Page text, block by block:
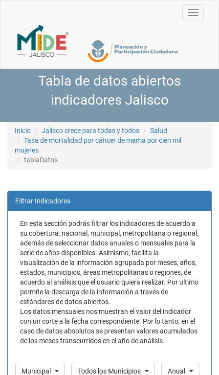
Toggle
Tabla de datos abiertos
indicadores Jalisco
Inicio Jalisco crece para todas y todos
Salud
Tasa de mortalidad por cáncer de mama por cien mil
mujeres
tablaDatos
Filtrar Indicadores
En esta sección podrás filtrar los indicadores de acuerdo a
su cobertura: nacional, municipal, metropolitana o regional,
además de seleccionar datos anuales o mensuales para la
serie de años disponibles. Asimismo, facilita la
visualización de la información agrupada por meses, años,
estados, municipios, áreas metropolitanas o regiones, de
acuerdo al análisis que el usuario quiera realizar. Por ultimo
permite la descarga de la información a través de
estándares de datos abiertos.
Los datos mensuales nos muestran el valor del indicador
con un corte a la fecha correspondiente. Por lo tanto, en el
caso de datos absolutos se presentan valores acumulados
de los meses transcurridos en el año de análisis.
Municipal Todos los Municipios Anual